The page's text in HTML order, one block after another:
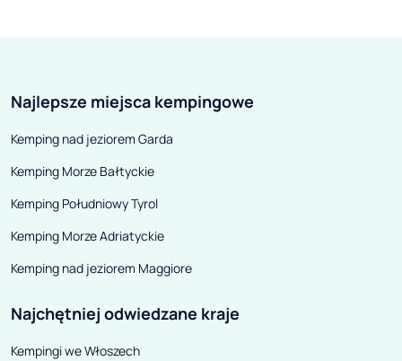
Najlepsze miejsca kempingowe
Kemping nad jeziorem Garda
Kemping Morze Bałtyckie
Kemping Południowy Tyrol
Kemping Morze Adriatyckie
Kemping nad jeziorem Maggiore
Najchętniej odwiedzane kraje
Kempingi we Włoszech